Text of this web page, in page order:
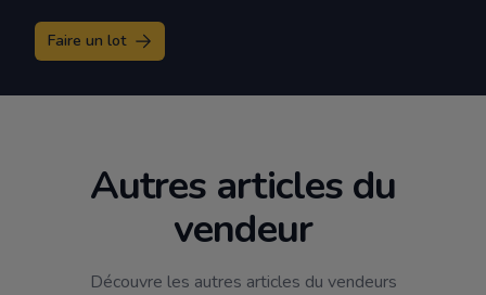
Faire un lot
Autres articles du
vendeur
Découvre les autres articles du vendeurs